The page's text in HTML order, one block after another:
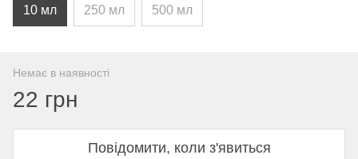
10 мл 250 мл 500 мл
Немає в наявності
22 грн
Повідомити, коли з'явиться